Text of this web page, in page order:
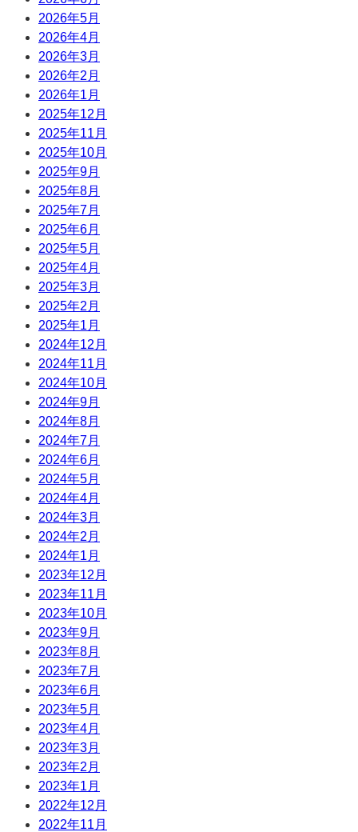
2026年5月
2026年4月
2026年3月
2026年2月
2026年1月
2025年12月
2025年11月
2025年10月
2025年9月
2025年8月
2025年7月
2025年6月
2025年5月
2025年4月
2025年3月
2025年2月
2025年1月
2024年12月
2024年11月
2024年10月
2024年9月
2024年8月
2024年7月
2024年6月
2024年5月
2024年4月
2024年3月
2024年2月
2024年1月
2023年12月
2023年11月
2023年10月
2023年9月
2023年8月
2023年7月
2023年6月
2023年5月
2023年4月
2023年3月
2023年2月
2023年1月
2022年12月
2022年11月